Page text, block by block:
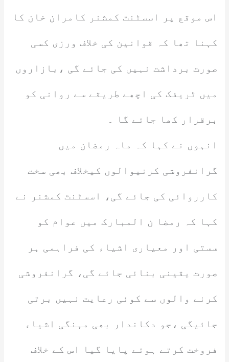
اس موقع پر اسسٹنٹ کمشنر کامران خان کا
کہنا تھا کہ قوانین کی خلاف ورزی کسی
صورت برداشت نہیں کی جائے گی ،بازاروں
میں ٹریفک کی اچھے طریقے سے روانی کو
برقرار کھا جائے گا ۔
انہوں نے کہا کہ ماہ رمضان میں
گرانفروشی کرنیوالوں کیخلاف بھی سخت
کارروائی کی جائے گی، اسسٹنٹ کمشنر نے
کہا کہ رمضا ن المبارک میں عوام کو
سستی اور معیاری اشیاء کی فراہمی ہر
صورت یقینی بنائی جائے گی، گرانفروشی
کرنے والوں سے کوئی رعایت نہیں برتی
جائیگی ،جو دکاندار بھی مہنگی اشیاء
فروخت کرتے ہوئے پایا گیا اس کے خلاف